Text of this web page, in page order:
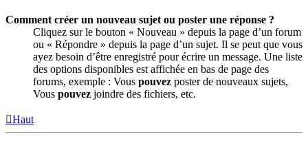
Comment créer un nouveau sujet ou poster une réponse ?
Cliquez sur le bouton « Nouveau » depuis la page d’un forum
ou « Répondre » depuis la page d’un sujet. Il se peut que vous
ayez besoin d’être enregistré pour écrire un message. Une liste
des options disponibles est affichée en bas de page des
forums, exemple : Vous pouvez poster de nouveaux sujets,
Vous pouvez joindre des fichiers, etc.
Haut